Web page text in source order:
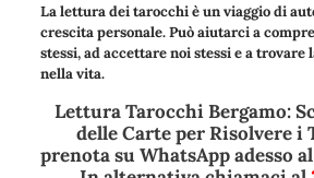
La lettura dei tarocchi è un viaggio di
crescita personale. Può aiutarci a
stessi, ad accettare noi stessi e a trovare
nella vita.
Lettura Tarocchi Bergamo:
delle Carte per Risolvere i
prenota su WhatsApp adesso